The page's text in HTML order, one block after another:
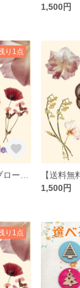
1,500円
り1点
1,500円
り1点